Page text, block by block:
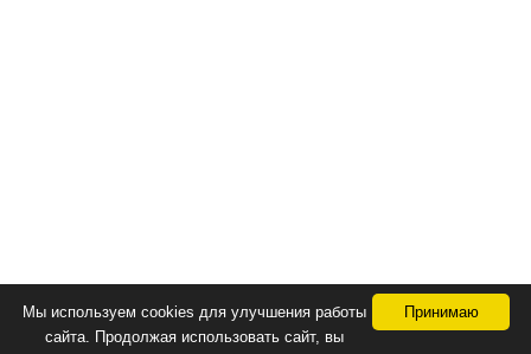
Принимаю
Мы используем cookies для улучшения работы
сайта. Продолжая использовать сайт, вы